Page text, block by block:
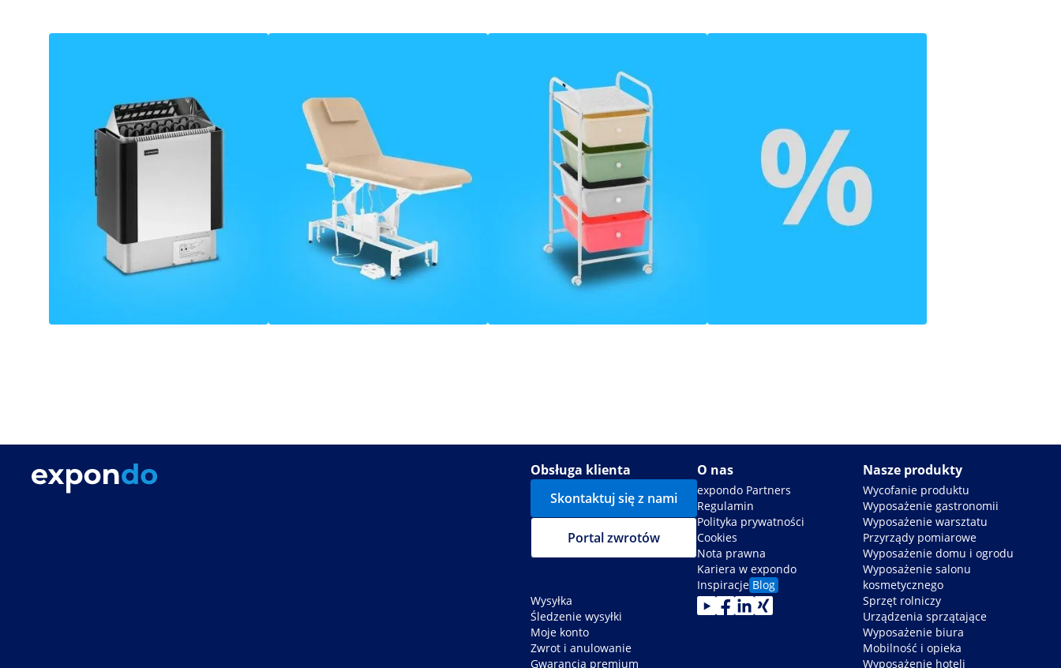
Obsługa klienta
Skontaktuj się z nami
Portal zwrotów
Wysyłka
Śledzenie wysyłki
Moje konto
Zwrot i anulowanie
Gwarancja premium
O nas
expondo Partners
Regulamin
Polityka prywatności
Cookies
Nota prawna
Kariera w expondo
Inspiracje Blog
Nasze produkty
Wycofanie produktu
Wyposażenie gastronomii
Wyposażenie warsztatu
Przyrządy pomiarowe
Wyposażenie domu i ogrodu
Wyposażenie salonu
kosmetycznego
Sprzęt rolniczy
Urządzenia sprzątające
Wyposażenie biura
Mobilność i opieka
Wyposażenie hoteli